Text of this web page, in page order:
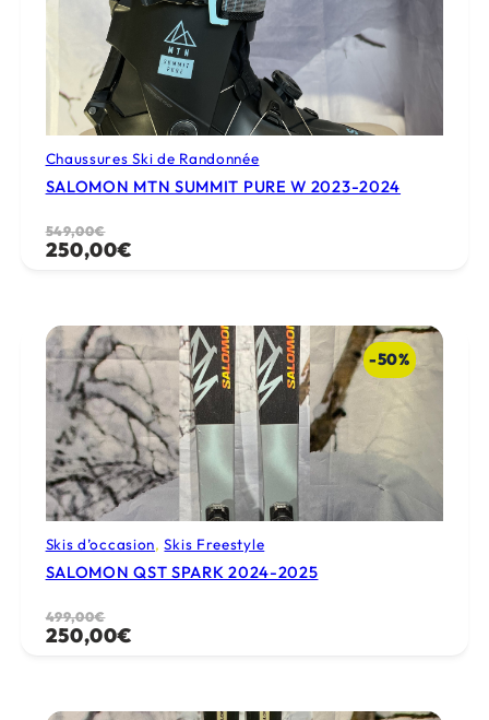
Chaussures Ski de Randonnée
SALOMON MTN SUMMIT PURE W 2023-2024
549,00€
Le
prix
549,00€.
250,00€
Le
prix
250,00€.
-50%
Skis d’occasion, Skis Freestyle
SALOMON QST SPARK 2024-2025
499,00€
Le
prix
250,00€
Le
prix